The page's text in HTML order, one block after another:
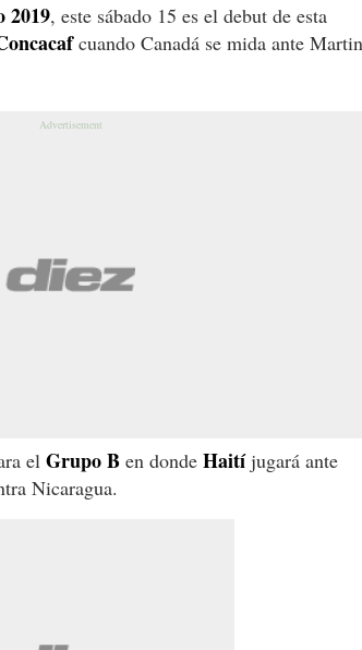
2019, este sábado 15 es el debut de esta
cuando Canadá se mida ante
el Grupo B en donde Haitíjugará ante
Nicaragua.